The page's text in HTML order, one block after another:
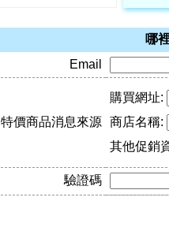
哪
Email
特價商品消息來源
購買網址:
商店名稱:
其他促銷
驗證碼